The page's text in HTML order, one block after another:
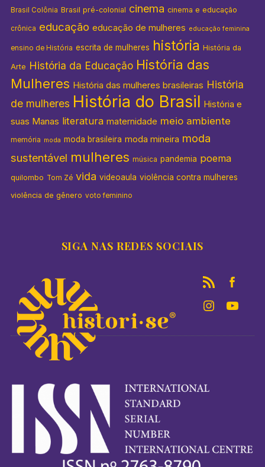
Brasil Colônia Brasil pré-colonial cinema cinema e educação
crônica educação educação de mulheres educação feminina
ensino de História escrita de mulheres história História da
Arte História da Educação História das
Mulheres História das mulheres brasileiras História
de mulheres História do Brasil História e
suas Manas literatura maternidade meio ambiente
memória moda moda brasileira moda mineira moda
sustentável mulheres música pandemia poema
quilombo Tom Zé vida videoaula violência contra mulheres
violência de gênero voto feminino
SIGA NAS REDES SOCIAIS